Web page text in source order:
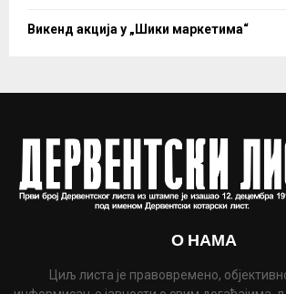
Викенд акција у „Шики маркетима“
О НАМА
Циљ листа је правовремено,